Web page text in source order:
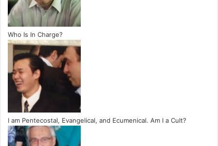
Who Is In Charge?
I am Pentecostal, Evangelical, and Ecumenical. Am I a Cult?